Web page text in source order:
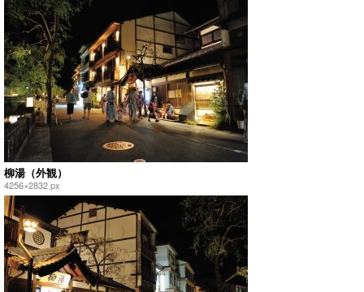
柳湯（外観）
4256×2832 px